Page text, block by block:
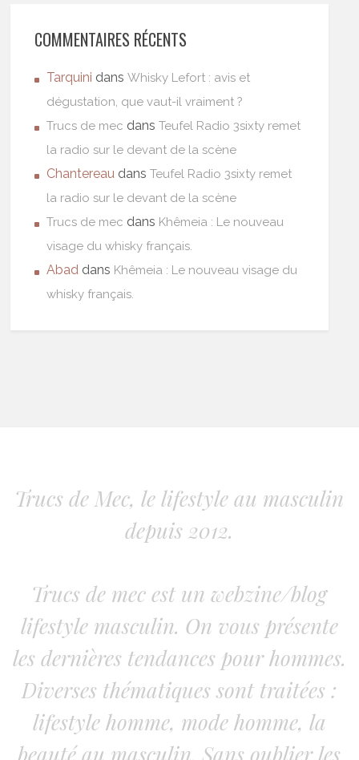
COMMENTAIRES RÉCENTS
Tarquini dansWhisky Lefort : avis et
dégustation, que vaut-il vraiment ?
Trucs de mec dansTeufel Radio 3sixty remet
la radio sur le devant de la scène
Chantereau dansTeufel Radio 3sixty remet
la radio sur le devant de la scène
Trucs de mec dans Khêmeia : Le nouveau
visage du whisky français.
Abad dans Khêmeia : Le nouveau visage du
whisky français.
Trucs de Mec, le lifestyle au masculin
depuis 2012.
Trucs de mec est un webzine/blog
lifestyle masculin. On vous présente
les dernières tendances pour hommes.
Diverses thématiques sont traitées :
lifestyle homme, mode homme, la
beauté au masculin. Sans oublier les